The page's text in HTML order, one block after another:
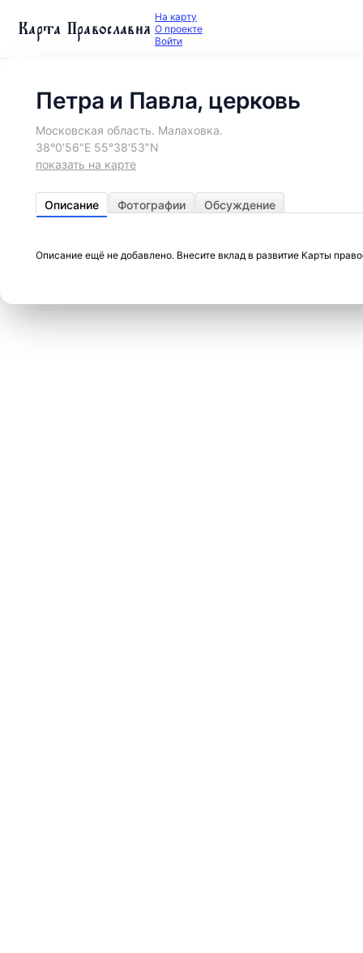
Карта Православия На карту
О проекте
Войти
Петра и Павла, церковь
Московская область. Малаховка.
38°0′56″E 55°38′53″N
показать на карте
Описание Фотографии Обсуждение
Описание ещё не добавлено. Внесите вклад в развитие Карты